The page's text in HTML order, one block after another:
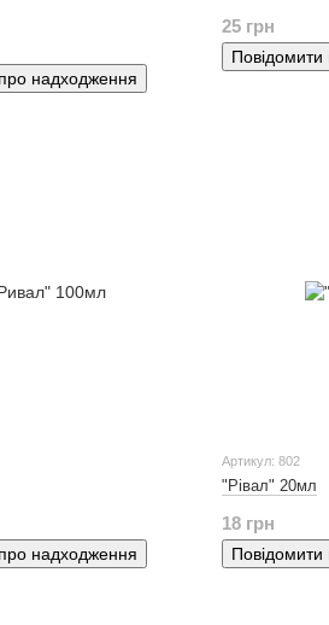
надходження
25 грн
надходження
Артикул: 802
"Рівал" 20мл
18 грн